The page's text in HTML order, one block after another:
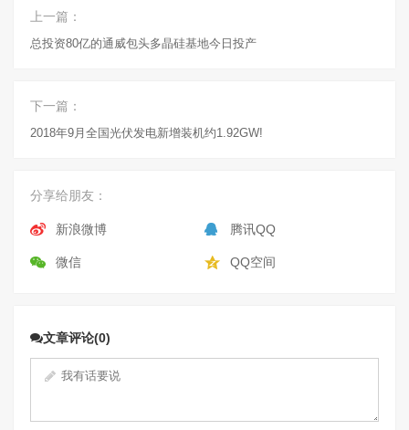
上一篇：
总投资80亿的通威包头多晶硅基地今日投产
下一篇：
2018年9月全国光伏发电新增装机约1.92GW!
分享给朋友：
新浪微博 腾讯QQ
微信 QQ空间
文章评论(0)